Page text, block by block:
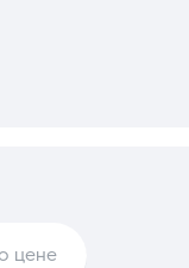
цене